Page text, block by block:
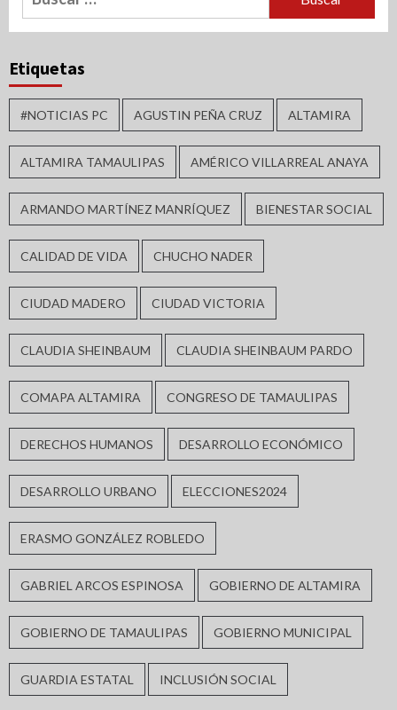
Etiquetas
#NOTICIAS PC AGUSTIN PEÑA CRUZ ALTAMIRA
ALTAMIRA TAMAULIPAS AMÉRICO VILLARREAL ANAYA
ARMANDO MARTÍNEZ MANRÍQUEZ BIENESTAR SOCIAL
CALIDAD DE VIDA CHUCHO NADER
CIUDAD MADERO CIUDAD VICTORIA
CLAUDIA SHEINBAUM CLAUDIA SHEINBAUM PARDO
COMAPA ALTAMIRA CONGRESO DE TAMAULIPAS
DERECHOS HUMANOS DESARROLLO ECONÓMICO
DESARROLLO URBANO ELECCIONES2024
ERASMO GONZÁLEZ ROBLEDO
GABRIEL ARCOS ESPINOSA GOBIERNO DE ALTAMIRA
GOBIERNO DE TAMAULIPAS GOBIERNO MUNICIPAL
GUARDIA ESTATAL INCLUSIÓN SOCIAL